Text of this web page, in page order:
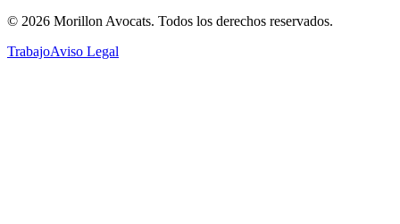
© 2026 Morillon Avocats. Todos los derechos reservados.
TrabajoAviso Legal